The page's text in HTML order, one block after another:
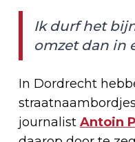
Ik durf het
omzet dan in
In Dordrecht
journalist Antoin